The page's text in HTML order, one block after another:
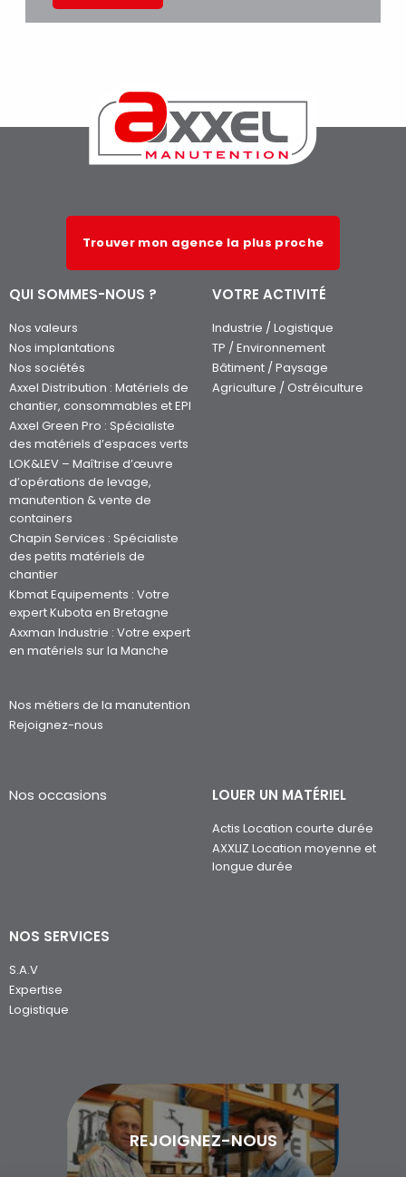
Trouver mon agence la plus proche
QUI SOMMES-NOUS ?
Nos valeurs
Nos implantations
Nos sociétés
Axxel Distribution : Matériels de
chantier, consommables et EPI
Axxel Green Pro : Spécialiste
des matériels d’espaces verts
LOK&LEV – Maîtrise d’œuvre
d’opérations de levage,
manutention & vente de
containers
Chapin Services : Spécialiste
des petits matériels de
chantier
Kbmat Equipements : Votre
expert Kubota en Bretagne
Axxman Industrie : Votre expert
en matériels sur la Manche
Nos métiers de la manutention
Rejoignez-nous
VOTRE ACTIVITÉ
Industrie / Logistique
TP / Environnement
Bâtiment / Paysage
Agriculture / Ostréiculture
Nos occasions LOUER UN MATÉRIEL
Actis Location courte durée
AXXLIZ Location moyenne et
longue durée
NOS SERVICES
S.A.V
Expertise
Logistique
REJOIGNEZ-NOUS